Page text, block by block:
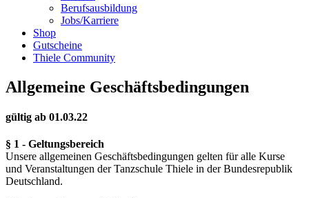
Berufsausbildung
Jobs/Karriere
Shop
Gutscheine
Thiele Community
Allgemeine Geschäftsbedingungen
gültig ab 01.03.22
§ 1 - Geltungsbereich
Unsere allgemeinen Geschäftsbedingungen gelten für alle Kurse
und Veranstaltungen der Tanzschule Thiele in der Bundesrepublik
Deutschland.